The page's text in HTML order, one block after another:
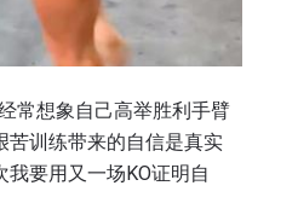
常想象自己高举胜利手臂
苦训练带来的自信是真实
要用又一场KO证明自